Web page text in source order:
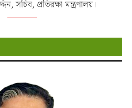
সচিব, প্রতিরক্ষা মন্ত্রণালয়।